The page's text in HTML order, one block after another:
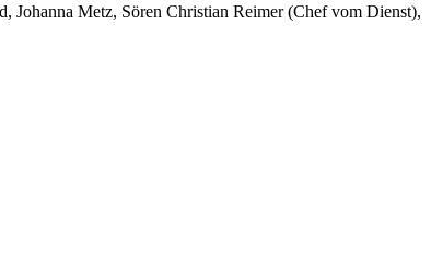
Johanna Metz, Sören Christian Reimer (Chef vom Dienst),